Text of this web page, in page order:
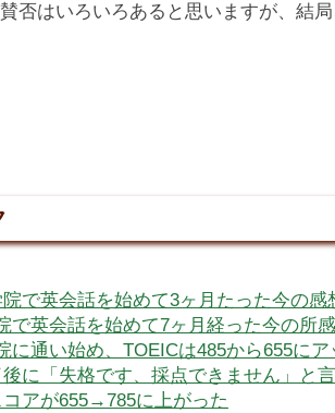
否はいろいろあると思いますが、結
で英会話を始めて3ヶ月たった今の感
で英会話を始めて7ヶ月経った今の所
に通い始め、TOEICは485から655にア
に「失格です、採点できません」と
アが655→785に上がった